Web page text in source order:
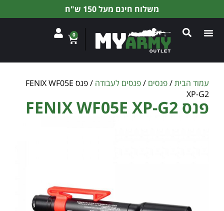
משלוח חינם מעל 150 ש"ח
0
עמוד הבית/פנסים /פנסים לעבודה
/ פנס FENIX WF05E
XP-G2
פנס FENIX WF05E XP-G2